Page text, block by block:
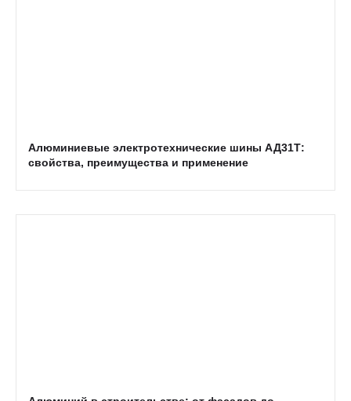
Алюминиевые электротехнические шины АД31Т:
свойства, преимущества и применение